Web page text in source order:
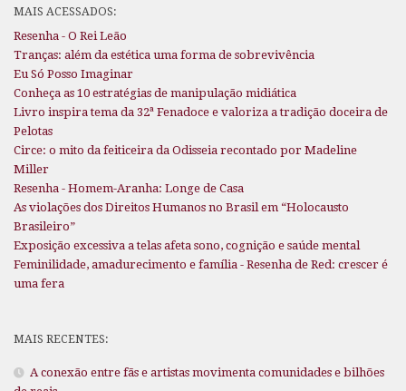
MAIS ACESSADOS:
Resenha - O Rei Leão
Tranças: além da estética uma forma de sobrevivência
Eu Só Posso Imaginar
Conheça as 10 estratégias de manipulação midiática
Livro inspira tema da 32ª Fenadoce e valoriza a tradição doceira de
Pelotas
Circe: o mito da feiticeira da Odisseia recontado por Madeline
Miller
Resenha - Homem-Aranha: Longe de Casa
As violações dos Direitos Humanos no Brasil em “Holocausto
Brasileiro”
Exposição excessiva a telas afeta sono, cognição e saúde mental
Feminilidade, amadurecimento e família - Resenha de Red: crescer é
uma fera
MAIS RECENTES:
A conexão entre fãs e artistas movimenta comunidades e bilhões